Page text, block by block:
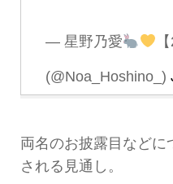
— 星野乃愛
(@Noa_Hoshino_)
両名のお披露目などに
される見通し。